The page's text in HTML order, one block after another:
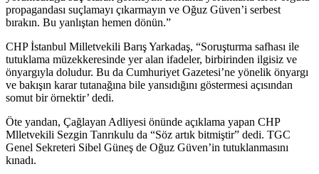
propagandası suçlamayı çıkarmayın ve Oğuz Güven’i serbest
bırakın. Bu yanlıştan hemen dönün.”
CHP İstanbul Milletvekili Barış Yarkadaş, “Soruşturma safhası ile
tutuklama müzekkeresinde yer alan ifadeler, birbirinden ilgisiz ve
önyargıyla doludur. Bu da Cumhuriyet Gazetesi’ne yönelik önyargı
ve bakışın karar tutanağına bile yansıdığını göstermesi açısından
somut bir örnektir’ dedi.
Öte yandan, Çağlayan Adliyesi önünde açıklama yapan CHP
Mlletvekili Sezgin Tanrıkulu da “Söz artık bitmiştir” dedi. TGC
Genel Sekreteri Sibel Güneş de Oğuz Güven’in tutuklanmasını
kınadı.